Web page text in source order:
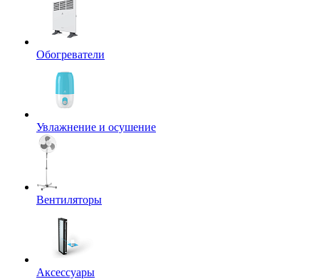
Обогреватели
Увлажнение и осушение
Вентиляторы
Аксессуары